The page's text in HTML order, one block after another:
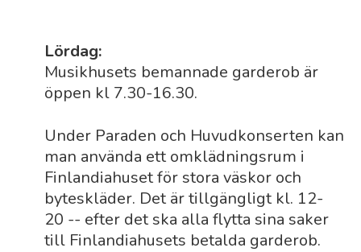
Lördag:
Musikhusets bemannade garderob är
öppen kl 7.30-16.30.
Under Paraden och Huvudkonserten kan
man använda ett omklädningsrum i
Finlandiahuset för stora väskor och
byteskläder. Det är tillgängligt kl. 12-
20 -- efter det ska alla flytta sina saker
till Finlandiahusets betalda garderob.